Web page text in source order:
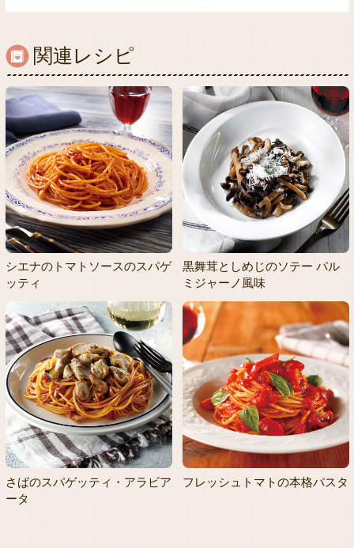
関連レシピ
シエナのトマトソースのスパゲ
ッティ
黒舞茸としめじのソテー パル
ミジャーノ風味
さばのスパゲッティ・アラビア
ータ
フレッシュトマトの本格パスタ